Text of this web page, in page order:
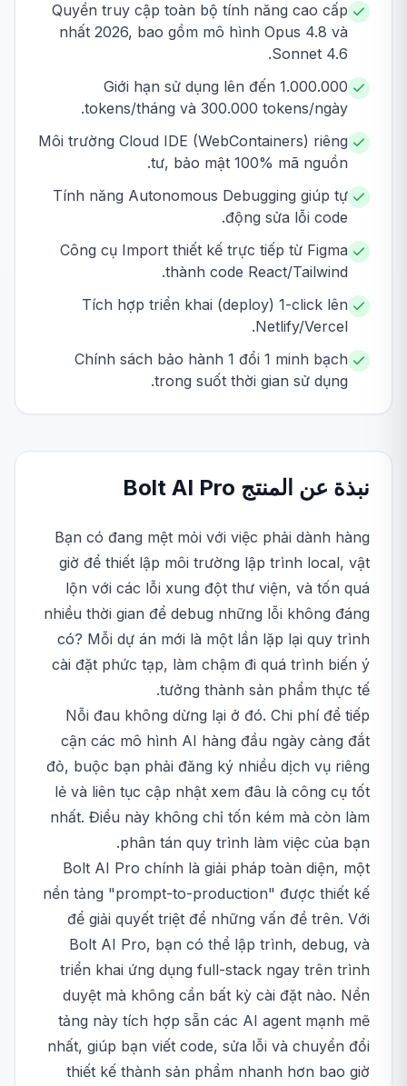
Quyền truy cập toàn bộ tính năng cao cấp
nhất 2026, bao gồm mô hình Opus 4.8 và
Sonnet 4.6.
Giới hạn sử dụng lên đến 1.000.000
tokens/tháng và 300.000 tokens/ngày.
Môi trường Cloud IDE (WebContainers) riêng
tư, bảo mật 100% mã nguồn.
Tính năng Autonomous Debugging giúp tự
động sửa lỗi code.
Công cụ Import thiết kế trực tiếp từ Figma
thành code React/Tailwind.
Tích hợp triển khai (deploy) 1-click lên
Netlify/Vercel.
Chính sách bảo hành 1 đổi 1 minh bạch
trong suốt thời gian sử dụng.
نبذة عن المنتج Bolt AI Pro
Bạn có đang mệt mỏi với việc phải dành hàng
giờ để thiết lập môi trường lập trình local, vật
lộn với các lỗi xung đột thư viện, và tốn quá
nhiều thời gian để debug những lỗi không đáng
có? Mỗi dự án mới là một lần lặp lại quy trình
cài đặt phức tạp, làm chậm đi quá trình biến ý
tưởng thành sản phẩm thực tế.
Nỗi đau không dừng lại ở đó. Chi phí để tiếp
cận các mô hình AI hàng đầu ngày càng đắt
đỏ, buộc bạn phải đăng ký nhiều dịch vụ riêng
lẻ và liên tục cập nhật xem đâu là công cụ tốt
nhất. Điều này không chỉ tốn kém mà còn làm
phân tán quy trình làm việc của bạn.
Bolt AI Pro chính là giải pháp toàn diện, một
nền tảng "prompt-to-production" được thiết kế
để giải quyết triệt để những vấn đề trên. Với
Bolt AI Pro, bạn có thể lập trình, debug, và
triển khai ứng dụng full-stack ngay trên trình
duyệt mà không cần bất kỳ cài đặt nào. Nền
tảng này tích hợp sẵn các AI agent mạnh mẽ
nhất, giúp bạn viết code, sửa lỗi và chuyển đổi
thiết kế thành sản phẩm nhanh hơn bao giờ